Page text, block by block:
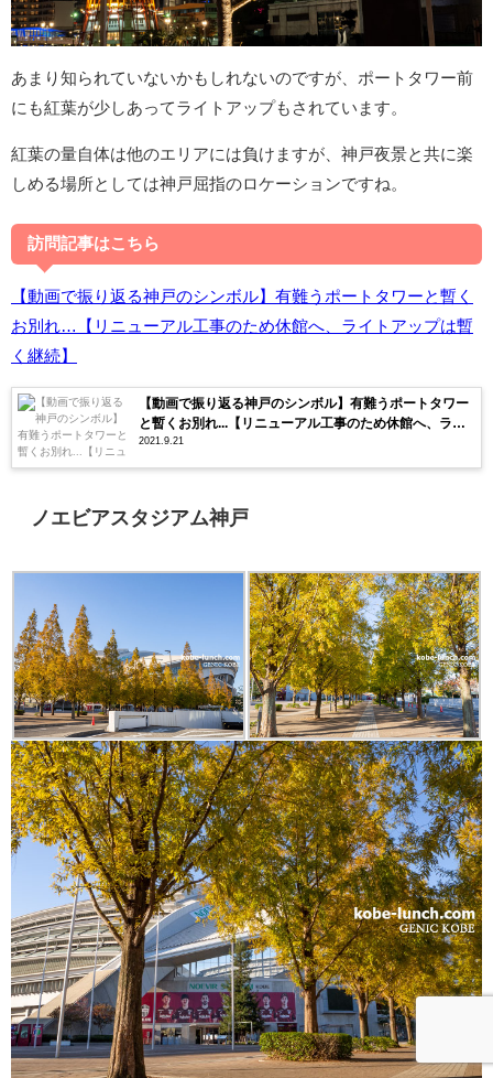
あまり知られていないかもしれないのですが、ポートタワー前
にも紅葉が少しあってライトアップもされています。
紅葉の量自体は他のエリアには負けますが、神戸夜景と共に楽
しめる場所としては神戸屈指のロケーションですね。
訪問記事はこちら
【動画で振り返る神戸のシンボル】有難うポートタワーと暫く
お別れ…【リニューアル工事のため休館へ、ライトアップは暫
く継続】
【動画で振り返る神戸のシンボル】有難うポートタワー
と暫くお別れ...【リニューアル工事のため休館へ、ライ
トアップは暫く継続】
2021.9.21
ノエビアスタジアム神戸